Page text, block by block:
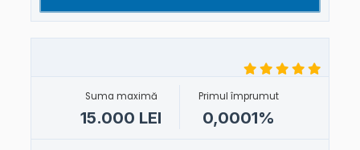
Suma maximă
15.000 LEI
Primul împrumut
0,0001%